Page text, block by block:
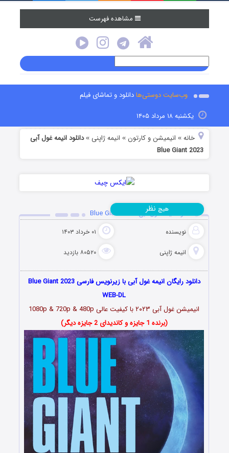
مشاهده فهرست
وب‌سایت دوستی‌هادانلود و تماشای فیلم
یکشنبه ۱۸ مرداد ۱۴۰۵
خانه » انیمیشن و کارتون » انیمه ژاپنی »دانلود انیمه غول آبی
Blue Giant 2023
دانلود انیمه غول آبی Blue Giant 2023
نویسنده ۰۱ خرداد ۱۴۰۳
انیمه ژاپنی ۸۰۵۲۰ بازدید
هیچ نظر
دانلود رایگان انیمه غول آبی با زیرنویس فارسی Blue Giant 2023
WEB-DL
انیمیشنغول آبی ۲۰۲۳با کیفیت عالی 1080p & 720p & 480p
(برنده 1 جایزه و کاندیدای 2 جایزه دیگر)